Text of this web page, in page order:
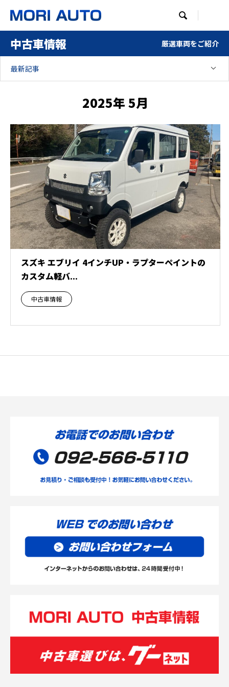

中古車情報 厳選車両をご紹介
最新記事
2025年 5月
スズキ エブリイ 4インチUP・ラプターペイントの
カスタム軽バ...
中古車情報